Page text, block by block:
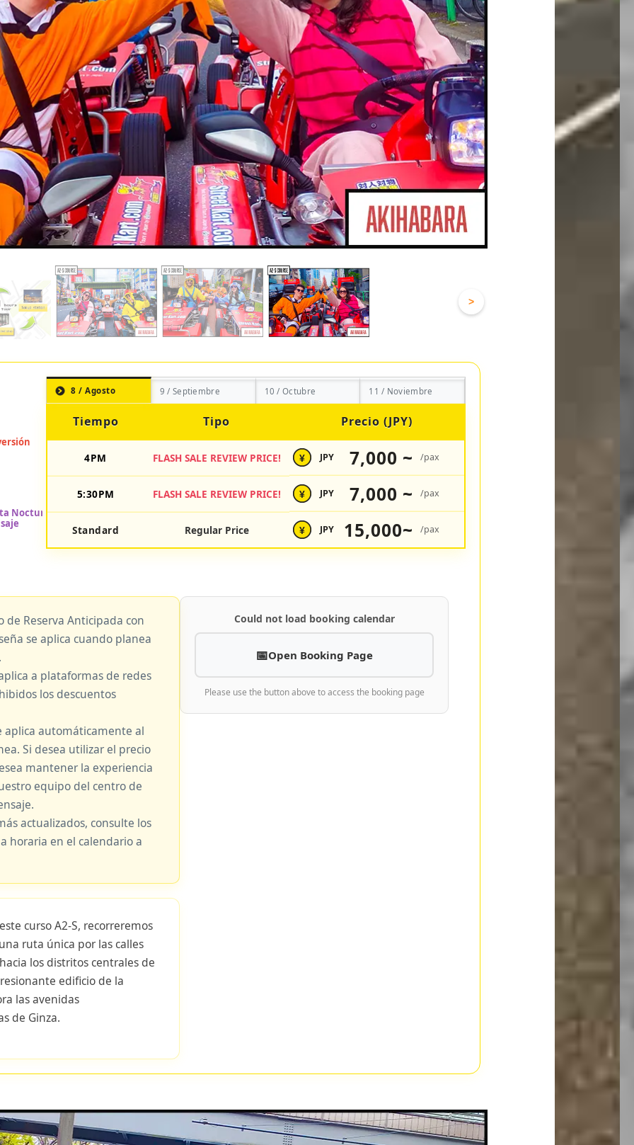
>
8 / Agosto 9 / Septiembre 10 / Octubre 11 / Noviembre
Tiempo Tipo Precio (JPY)
4PM FLASH SALE REVIEW PRICE! ¥ JPY 7,000 ~ /pax
5:30PM FLASH SALE REVIEW PRICE! ¥ JPY 7,000 ~ /pax
Standard Regular Price ¥ JPY 15,000~ /pax
de Reserva Anticipada con
se aplica cuando planea
a plataformas de redes
los descuentos
aplica automáticamente al
Si desea utilizar el precio
mantener la experiencia
equipo del centro de
actualizados, consulte los
horaria en el calendario a
curso A2-S, recorreremos
ruta única por las calles
los distritos centrales de
edificio de la
las avenidas
de Ginza.
Could not load booking calendar
Open Booking Page
Please use the button above to access the booking page